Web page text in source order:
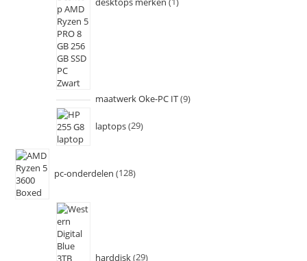
maatwerk Oke-PC IT 9
laptops 29
pc-onderdelen 128
harddisk 29